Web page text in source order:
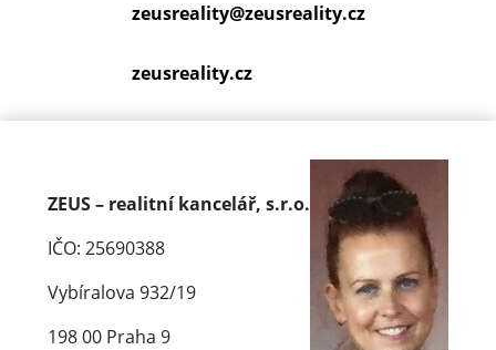
zeusreality@zeusreality.cz
zeusreality.cz
ZEUS – realitní kancelář, s.r.o.
IČO: 25690388
Vybíralova 932/19
198 00 Praha 9